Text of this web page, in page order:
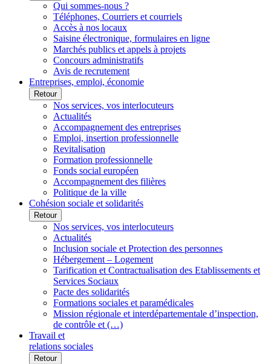
Qui sommes-nous ?
Téléphones, Courriers et courriels
Accès à nos locaux
Saisine électronique, formulaires en ligne
Marchés publics et appels à projets
Concours administratifs
Avis de recrutement
Entreprises, emploi, économie
Retour
Nos services, vos interlocuteurs
Actualités
Accompagnement des entreprises
Emploi, insertion professionnelle
Revitalisation
Formation professionnelle
Fonds social européen
Accompagnement des filières
Politique de la ville
Cohésion sociale et solidarités
Retour
Nos services, vos interlocuteurs
Actualités
Inclusion sociale et Protection des personnes
Hébergement – Logement
Tarification et Contractualisation des Etablissements et
Services Sociaux
Pacte des solidarités
Formations sociales et paramédicales
Mission régionale et interdépartementale d’inspection,
de contrôle et (…)
Travail et
relations sociales
Retour